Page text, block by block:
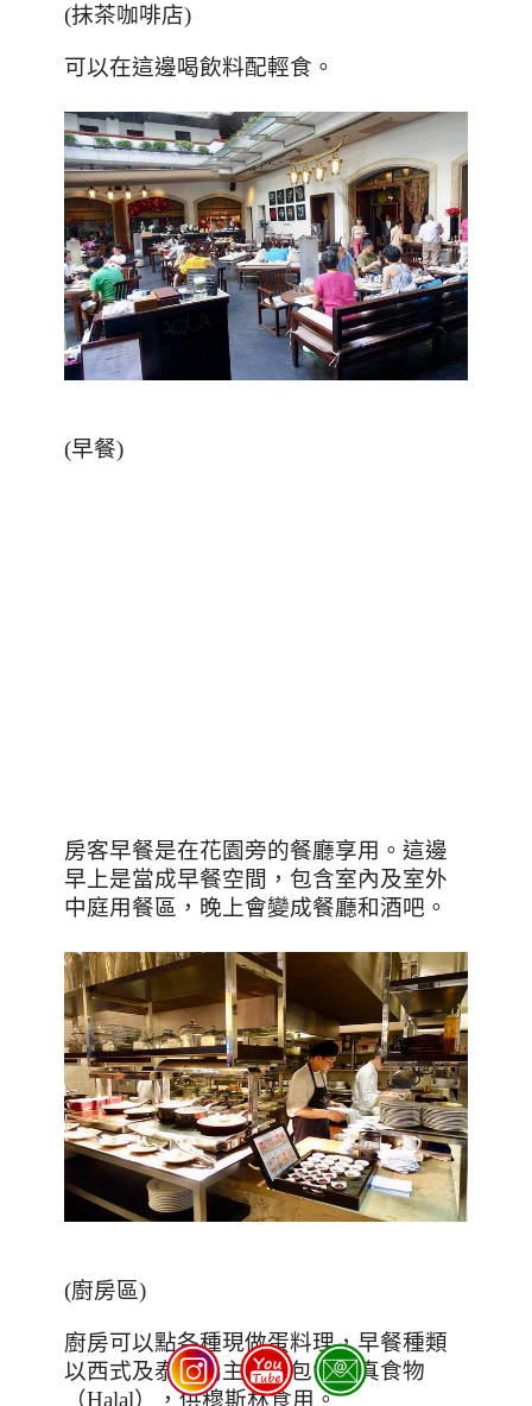
(抹茶咖啡店)
可以在這邊喝飲料配輕食。
(早餐)
房客早餐是在花園旁的餐廳享用。這邊
早上是當成早餐空間，包含室內及室外
中庭用餐區，晚上會變成餐廳和酒吧。
(廚房區)
廚房可以點各種現做蛋料理，早餐種類
以西式及泰式為主，也包含清真食物
（Halal），供穆斯林食用。